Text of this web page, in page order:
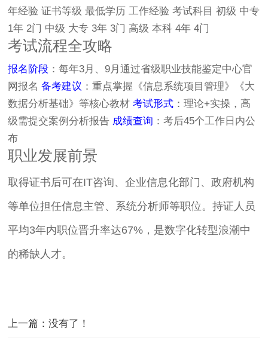
年经验 证书等级 最低学历 工作经验 考试科目 初级 中专
1年 2门 中级 大专 3年 3门 高级 本科 4年 4门
考试流程全攻略
报名阶段 ：每年3月、9月通过省级职业技能鉴定中心官
网报名备考建议 ：重点掌握《信息系统项目管理》《大
数据分析基础》等核心教材考试形式 ：理论+实操，高
级需提交案例分析报告 成绩查询 ：考后45个工作日内公
布
职业发展前景
取得证书后可在IT咨询、企业信息化部门、政府机构
等单位担任信息主管、系统分析师等职位。持证人员
平均3年内职位晋升率达67%，是数字化转型浪潮中
的稀缺人才。
上一篇：没有了！